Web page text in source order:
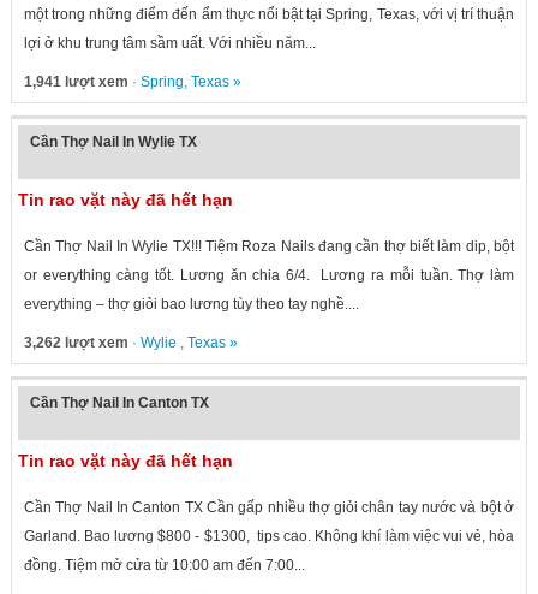
một trong những điểm đến ẩm thực nổi bật tại Spring, Texas, với vị trí thuận
lợi ở khu trung tâm sầm uất. Với nhiều năm...
1,941 lượt xem · Spring, Texas»
Cần Thợ Nail In Wylie TX
Tin rao vặt này đã hết hạn
Cần Thợ Nail In Wylie TX!!! Tiệm Roza Nails đang cần thợ biết làm dip, bột
or everything càng tốt. Lương ăn chia 6/4. Lương ra mỗi tuần. Thợ làm
everything – thợ giỏi bao lương tùy theo tay nghề....
3,262 lượt xem · Wylie , Texas»
Cần Thợ Nail In Canton TX
Tin rao vặt này đã hết hạn
Cần Thợ Nail In Canton TX Cần gấp nhiều thợ giỏi chân tay nước và bột ở
Garland. Bao lương $800 - $1300, tips cao. Không khí làm việc vui vẻ, hòa
đồng. Tiệm mở cửa từ 10:00 am đến 7:00...